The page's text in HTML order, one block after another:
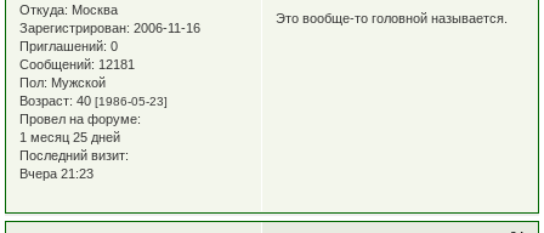
Откуда: Москва
Зарегистрирован: 2006-11-16
Приглашений: 0
Сообщений: 12181
Пол: Мужской
Возраст: 40[1986-05-23]
Провел на форуме:
1 месяц 25 дней
Последний визит:
Вчера 21:23
Это вообще-то головной называется.